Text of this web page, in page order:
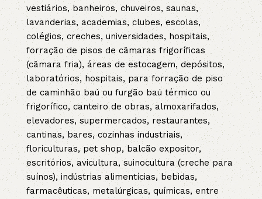
vestiários, banheiros, chuveiros, saunas,
lavanderias, academias, clubes, escolas,
colégios, creches, universidades, hospitais,
forração de pisos de câmaras frigoríficas
(câmara fria), áreas de estocagem, depósitos,
laboratórios, hospitais, para forração de piso
de caminhão baú ou furgão baú térmico ou
frigorífico, canteiro de obras, almoxarifados,
elevadores, supermercados, restaurantes,
cantinas, bares, cozinhas industriais,
floriculturas, pet shop, balcão expositor,
escritórios, avicultura, suinocultura (creche para
suínos), indústrias alimentícias, bebidas,
farmacêuticas, metalúrgicas, químicas, entre